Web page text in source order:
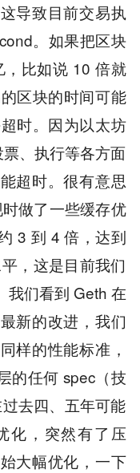
导致目前交易执
。如果把区块
比如说 10 倍就
区块的时间可能
时。因为以太坊
、执行等各方面
超时。很有意思
做了一些缓存优
3 到 4 倍，达到
，这是目前我们
我们看到 Geth 在
新的改进，我们
样的性能标准，
的任何 spec（技
去四、五年可能
化，突然有了压
大幅优化，一下